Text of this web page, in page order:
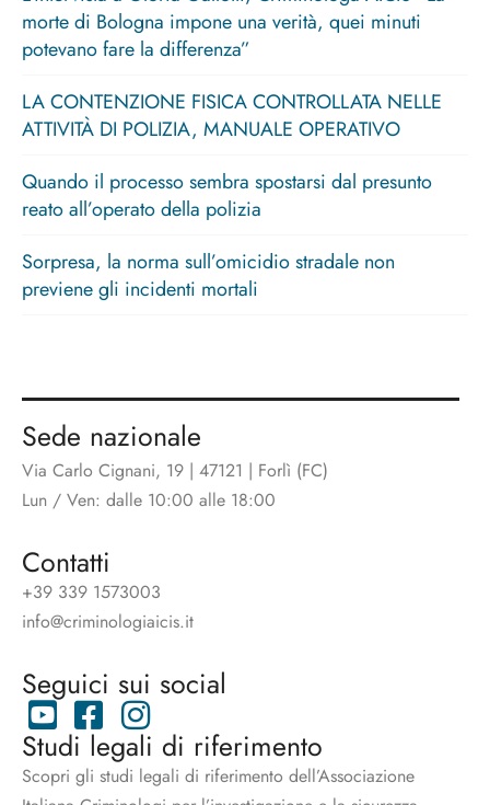
morte di Bologna impone una verità, quei minuti
potevano fare la differenza”
LA CONTENZIONE FISICA CONTROLLATA NELLE
ATTIVITÀ DI POLIZIA, MANUALE OPERATIVO
Quando il processo sembra spostarsi dal presunto
reato all’operato della polizia
Sorpresa, la norma sull’omicidio stradale non
previene gli incidenti mortali
Sede nazionale
Via Carlo Cignani, 19 | 47121 | Forlì (FC)
Lun / Ven: dalle 10:00 alle 18:00
Contatti
+39 339 1573003
info@criminologiaicis.it
Seguici sui social
Studi legali di riferimento
Scopri gli studi legali di riferimento dell’Associazione